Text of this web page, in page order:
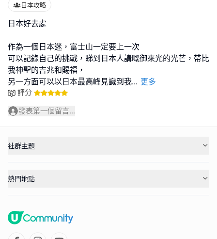
日本攻略
日本好去處
作為一個日本迷，富士山一定要上一次
可以記錄自己的挑戰，睇到日本人講嘅御來光的光芒，帶比
我神聖的吉兆和賜福，
另一方面可以以日本最高峰見識到我... 更多
評分
發表第一個留言...
社群主題
熱門地點